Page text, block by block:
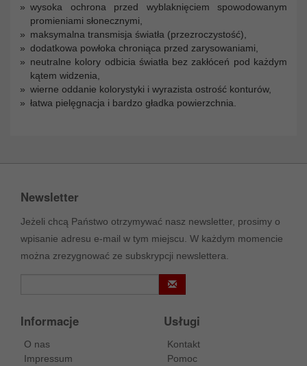
wysoka ochrona przed wyblaknięciem spowodowanym
promieniami słonecznymi,
maksymalna transmisja światła (przezroczystość),
dodatkowa powłoka chroniąca przed zarysowaniami,
neutralne kolory odbicia światła bez zakłóceń pod każdym
kątem widzenia,
wierne oddanie kolorystyki i wyrazista ostrość konturów,
łatwa pielęgnacja i bardzo gładka powierzchnia.
Newsletter
Jeżeli chcą Państwo otrzymywać nasz newsletter, prosimy o
wpisanie adresu e-mail w tym miejscu. W każdym momencie
można zrezygnować ze subskrypcji newslettera.
Informacje
O nas
Impressum
Usługi
Kontakt
Pomoc